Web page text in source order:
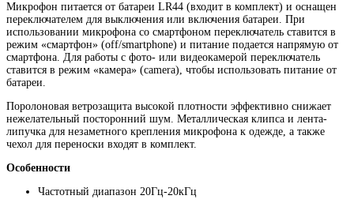
Микрофон питается от батареи LR44 (входит в комплект) и оснащен
переключателем для выключения или включения батареи. При
использовании микрофона со смартфоном переключатель ставится в
режим «смартфон» (off/smartphone) и питание подается напрямую от
смартфона. Для работы с фото- или видеокамерой переключатель
ставится в режим «камера» (camera), чтобы использовать питание от
батареи.
Поролоновая ветрозащита высокой плотности эффективно снижает
нежелательный посторонний шум. Металлическая клипса и лента-
липучка для незаметного крепления микрофона к одежде, а также
чехол для переноски входят в комплект.
Особенности
Частотный диапазон 20Гц-20кГц